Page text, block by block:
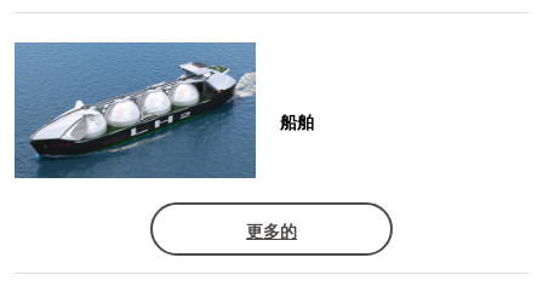
船舶
更多的